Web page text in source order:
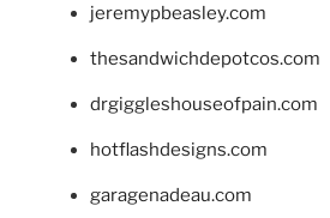
jeremypbeasley.com
thesandwichdepotcos.com
drgiggleshouseofpain.com
hotflashdesigns.com
garagenadeau.com